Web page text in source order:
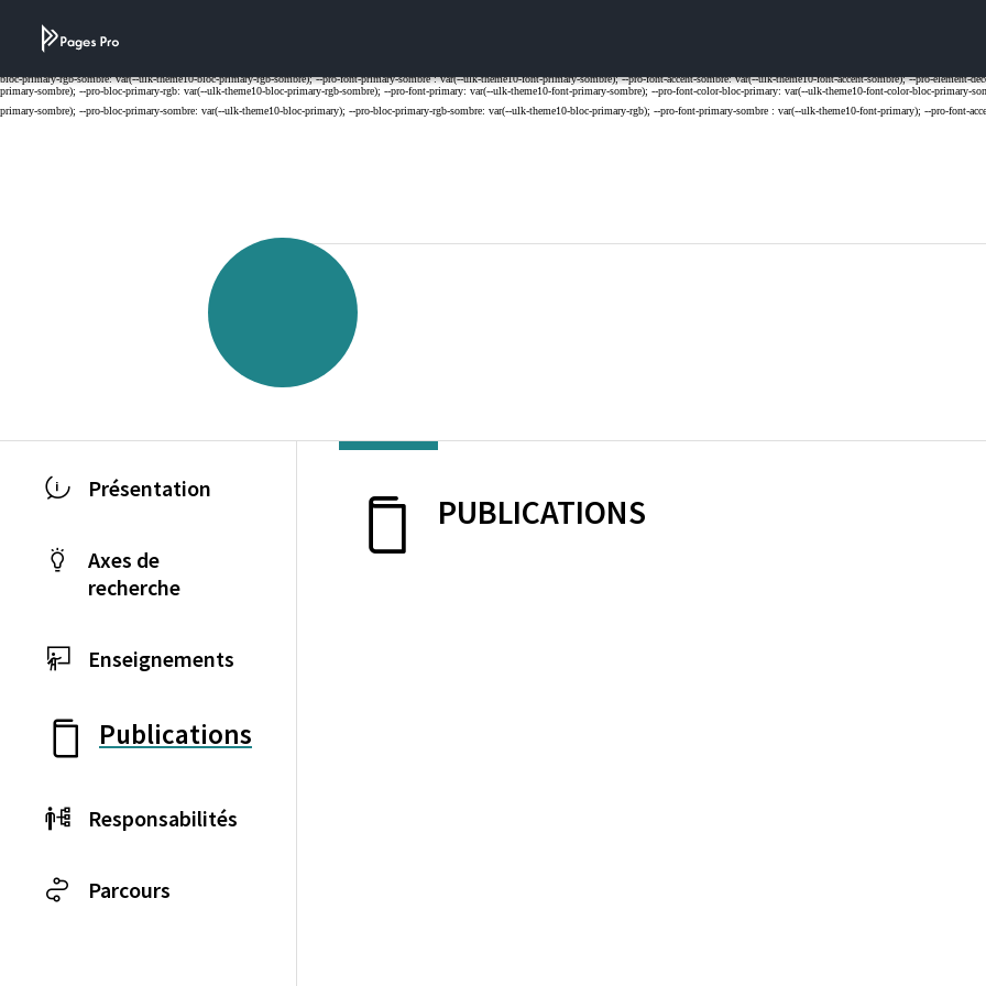
Présentation
Axes de
recherche
Enseignements
Publications
Responsabilités
Parcours
PUBLICATIONS